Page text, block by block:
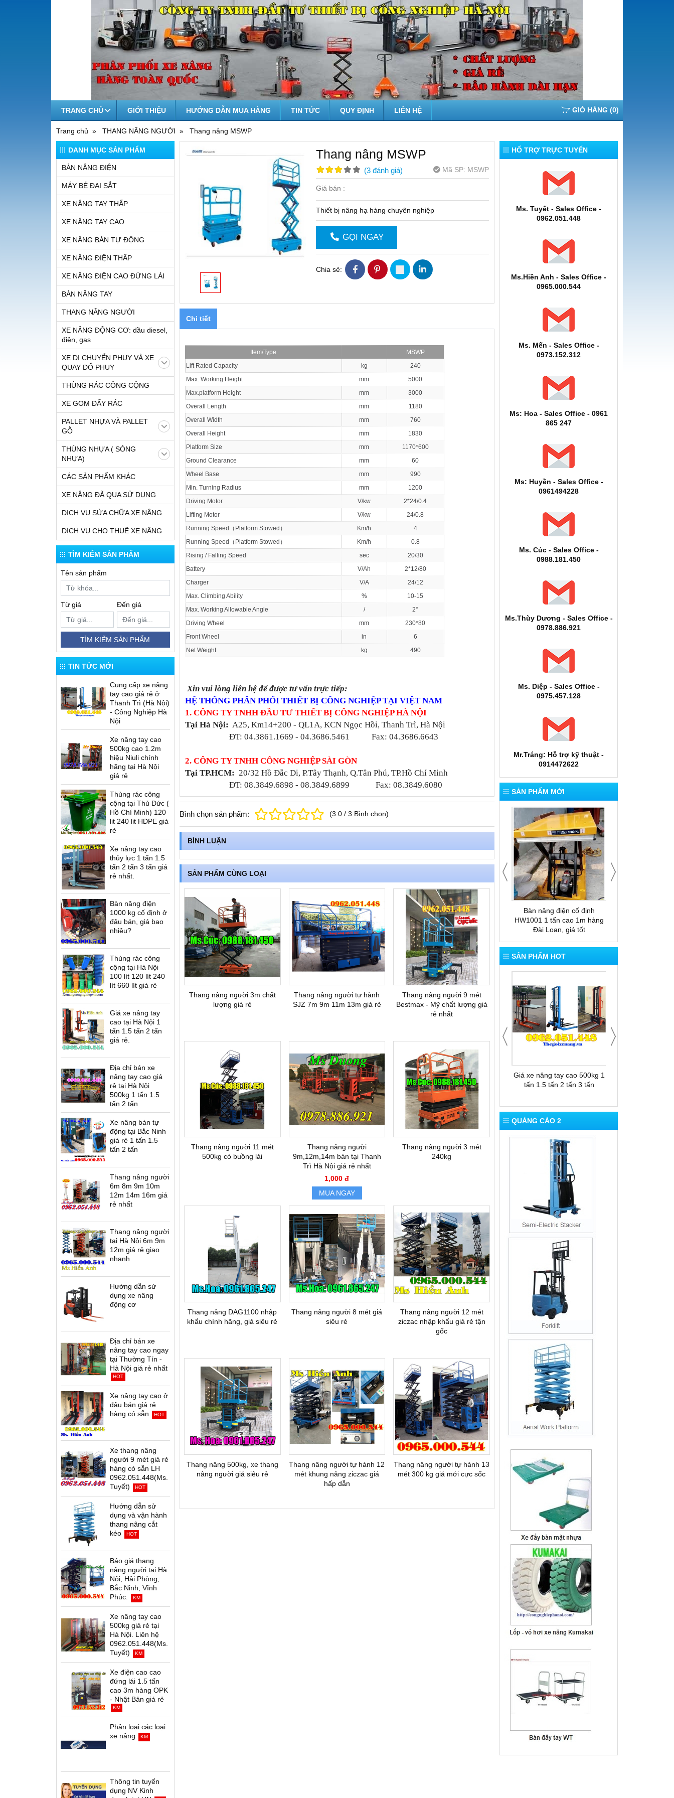
TRANG CHỦ GIỚI THIỆU HƯỚNG DẪN MUA HÀNG TIN TỨC QUY ĐỊNH LIÊN HỆ GIỎ HÀNG (0)
Trang chủ THANG NÂNG NGƯỜI Thang nâng MSWP
DANH MỤC SẢN PHẨM
BÀN NÂNG ĐIỆN
MÁY BẺ ĐAI SẮT
XE NÂNG TAY THẤP
XE NÂNG TAY CAO
XE NÂNG BÁN TỰ ĐỘNG
XE NÂNG ĐIỆN THẤP
XE NÂNG ĐIỆN CAO ĐỨNG LÁI
BÀN NÂNG TAY
THANG NÂNG NGƯỜI
XE NÂNG ĐỘNG CƠ: dầu diesel,
điện, gas
XE DI CHUYỂN PHUY VÀ XE
QUAY ĐỔ PHUY
THÙNG RÁC CÔNG CỘNG
XE GOM ĐẨY RÁC
PALLET NHỰA VÀ PALLET
GỖ
THÙNG NHỰA ( SÓNG
NHỰA)
CÁC SẢN PHẨM KHÁC
XE NÂNG ĐÃ QUA SỬ DỤNG
DỊCH VỤ SỬA CHỮA XE NÂNG
DỊCH VỤ CHO THUÊ XE NÂNG
TÌM KIẾM SẢN PHẨM
Tên sản phẩm
Từ giá Đến giá
TÌM KIẾM SẢN PHẨM
TIN TỨC MỚI
Cung cấp xe nâng
tay cao giá rẻ ở
Thanh Trì (Hà Nội)
- Công Nghiệp Hà
Nội
Xe nâng tay cao
500kg cao 1.2m
hiệu Niuli chính
hãng tại Hà Nội
giá rẻ
Thùng rác công
cộng tại Thủ Đức (
Hồ Chí Minh) 120
lit 240 lit HDPE giá
rẻ
Xe nâng tay cao
thủy lực 1 tấn 1.5
tấn 2 tấn 3 tấn giá
rẻ nhất.
Bàn nâng điện
1000 kg cố định ở
đâu bán, giá bao
nhiêu?
Thùng rác công
cộng tại Hà Nội
100 lít 120 lít 240
lít 660 lít giá rẻ
Giá xe nâng tay
cao tại Hà Nội 1
tấn 1.5 tấn 2 tấn
giá rẻ.
Địa chỉ bán xe
nâng tay cao giá
rẻ tại Hà Nội
500kg 1 tấn 1.5
tấn 2 tấn
Xe nâng bán tự
động tại Bắc Ninh
giá rẻ 1 tấn 1.5
tấn 2 tấn
Thang nâng người
6m 8m 9m 10m
12m 14m 16m giá
rẻ nhất
Thang nâng người
tại Hà Nội 6m 9m
12m giá rẻ giao
nhanh
Hướng dẫn sử
dụng xe nâng
động cơ
Địa chỉ bán xe
nâng tay cao ngay
tại Thường Tín -
Hà Nội giá rẻ nhất
HOT
Xe nâng tay cao ở
đâu bán giá rẻ
hàng có sẵn
HOT
Xe thang nâng
người 9 mét giá rẻ
hàng có sẵn LH
0962.051.448(Ms.
Tuyết)
HOT
Hướng dẫn sử
dụng và vận hành
thang nâng cắt
kéo
HOT
Báo giá thang
nâng người tại Hà
Nội, Hải Phòng,
Bắc Ninh, Vĩnh
Phúc.
KM
Xe nâng tay cao
500kg giá rẻ tại
Hà Nội. Liên hệ
0962.051.448(Ms.
Tuyết)
KM
Xe điện cao cao
đứng lái 1.5 tấn
cao 3m hàng OPK
- Nhật Bản giá rẻ
KM
Phân loại các loại
xe nâng
KM
Thông tin tuyển
dụng NV Kinh
Thang nâng MSWP
(3 đánh giá) Mã SP: MSWP
Giá bán :
Thiết bị nâng hạ hàng chuyên nghiệp
GỌI NGAY
Chia sẻ:
Chi tiết
Item/Type
MSWP
Lift Rated Capacity
kg
240
Max. Working Height
mm
5000
Max.platform Height
mm
3000
Overall Length
mm
1180
Overall Width
mm
760
Overall Height
mm
1830
Platform Size
mm
1170*600
Ground Clearance
mm
60
Wheel Base
mm
990
Min. Turning Radius
mm
1200
Driving Motor
V/kw
2*24/0.4
Lifting Motor
V/kw
24/0.8
Running Speed （ Platform Stowed ） Km/h
4
Running Speed （ Platform Stowed ） Km/h
0.8
Rising / Falling Speed
sec
20/30
Battery
V/Ah
2*12/80
Charger
V/A
24/12
Max. Climbing Ability
%
10-15
Max. Working Allowable Angle
/
2°
Driving Wheel
mm
230*80
Front Wheel
in
6
Net Weight
kg 490
Xin vui lòng liên hệ để được tư vấn trực tiếp:
HỆ THỐNG PHÂN PHỐI THIẾT BỊ CÔNG NGHIỆP TẠI VIỆT NAM
1. CÔNG TY TNHH ĐẦU TƯ THIẾT BỊ CÔNG NGHIỆP HÀ NỘI
Tại Hà Nội: A25, Km14+200 - QL1A, KCN Ngọc Hồi, Thanh Trì, Hà Nội
ĐT: 04.3861.1669 - 04.3686.5461 Fax: 04.3686.6643
2. CÔNG TY TNHH CÔNG NGHIỆP SÀI GÒN
Tại TP.HCM: 20/32 Hồ Đắc Di, P.Tây Thạnh, Q.Tân Phú, TP.Hồ Chí Minh
ĐT: 08.3849.6898 - 08.3849.6899 Fax: 08.3849.6080
Bình chọn sản phẩm: (3.0/ 3 Bình chọn)
BÌNH LUẬN
SẢN PHẨM CÙNG LOẠI
Thang nâng người 3m chất
lượng giá rẻ
Thang nâng người tự hành
SJZ 7m 9m 11m 13m giá rẻ
Thang nâng người 9 mét
Bestmax - Mỹ chất lượng giá
rẻ nhất
Thang nâng người 11 mét
500kg có buồng lái
Thang nâng người
9m,12m,14m bán tại Thanh
Trì Hà Nội giá rẻ nhất
1,000 đ
MUA NGAY
Thang nâng người 3 mét
240kg
Thang nâng DAG1100 nhập
khẩu chính hãng, giá siêu rẻ
Thang nâng người 8 mét giá
siêu rẻ
Thang nâng người 12 mét
ziczac nhập khẩu giá rẻ tận
gốc
Thang nâng 500kg, xe thang
nâng người giá siêu rẻ
Thang nâng người tự hành 12
mét khung nâng ziczac giá
hấp dẫn
Thang nâng người tự hành 13
mét 300 kg giá mới cực sốc
HỔ TRỢ TRỰC TUYẾN
Ms. Tuyết - Sales Office -
0962.051.448
Ms.Hiền Anh - Sales Office -
0965.000.544
Ms. Mến - Sales Office -
0973.152.312
Ms: Hoa - Sales Office - 0961
865 247
Ms: Huyền - Sales Office -
0961494228
Ms. Cúc - Sales Office -
0988.181.450
Ms.Thùy Dương - Sales Office -
0978.886.921
Ms. Diệp - Sales Office -
0975.457.128
Mr.Tráng: Hỗ trợ kỹ thuật -
0914472622
SẢN PHẨM MỚI
Xe nâng điện cao đứng lái
D12/16 Series
Xe nâng dầu Nexen -
U.K(G7)
Xe nâng điện 4 bánh UK(G7) Xe nâng tay bậc thang SLP
Xe nâng tay thấp gắn cân
ESP20
Bàn nâng điện cố định
HW1001 1 tấn cao 1m hàng
Đài Loan, giá tốt
SẢN PHẨM HOT
Thang nâng người SWP
Bàn nâng điện cao ELT Thang nâng AOP20 Bàn nâng điện thấp ECL Dịch vụ cho thuê xe nâng
Giá xe nâng tay cao 500kg 1
tấn 1.5 tấn 2 tấn 3 tấn
QUẢNG CÁO 2